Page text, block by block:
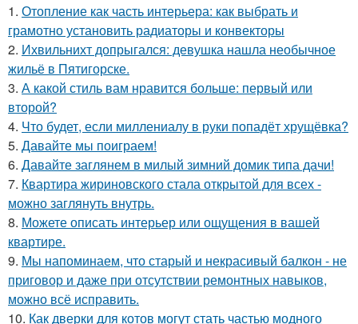
1. Отопление как часть интерьера: как выбрать и
грамотно установить радиаторы и конвекторы
2. Ихвильнихт допрыгался: девушка нашла необычное
жильё в Пятигорске.
3. А какой стиль вам нравится больше: первый или
второй?
4. Что будет, если миллениалу в руки попадёт хрущёвка?
5. Давайте мы поиграем!
6. Давайте заглянем в милый зимний домик типа дачи!
7. Квартира жириновского стала открытой для всех -
можно заглянуть внутрь.
8. Можете описать интерьер или ощущения в вашей
квартире.
9. Мы напоминаем, что старый и некрасивый балкон - не
приговор и даже при отсутствии ремонтных навыков,
можно всё исправить.
10. Как дверки для котов могут стать частью модного